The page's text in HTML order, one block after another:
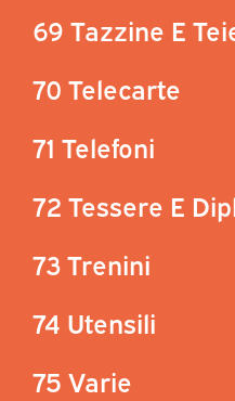
69 Tazzine E
70 Telecarte
71 Telefoni
72 Tessere E
73 Trenini
74 Utensili
75 Varie